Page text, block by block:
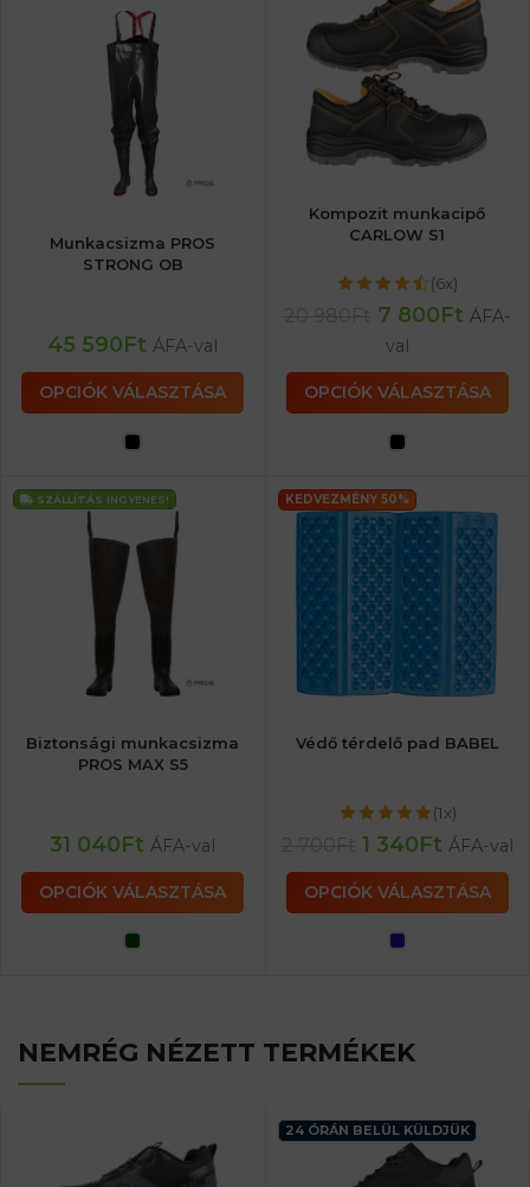
Munkacsizma PROS
STRONG OB
45 590Ft ÁFA-val
OPCIÓK VÁLASZTÁSA
Kompozit munkacipő
CARLOW S1
(6x)
7 800Ft ÁFA-
val
OPCIÓK VÁLASZTÁSA
SZÁLLÍTÁS INGYENES!
Biztonsági munkacsizma
PROS MAX S5
31 040Ft ÁFA-val
OPCIÓK VÁLASZTÁSA
KEDVEZMÉNY 50%
Védő térdelő pad BABEL
(1x)
1 340Ft ÁFA-val
OPCIÓK VÁLASZTÁSA
NEMRÉG NÉZETT TERMÉKEK
24 ÓRÁN BELÜL KÜLDJÜK